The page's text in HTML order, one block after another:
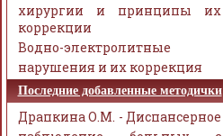
хирургии и принципы их
коррекции
Водно-электролитные
нарушения и их коррекция
Последние добавленные методички
Драпкина О.М. - Диспансерное